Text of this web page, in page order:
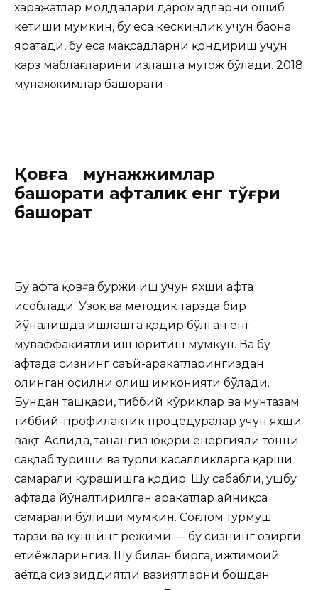
харажатлар моддалари даромадларни ошиб
кетиши мумкин, бу еса кескинлик учун баҳона
яратади, бу еса мақсадларни қондириш учун
қарз маблағларини излашга муҳтож бўлади. 2018
мунажжимлар башорати
Қовға мунажжимлар
башорати ҳафталик енг тўғри
башорат
Бу ҳафта қовға буржи иш учун яхши ҳафта
ҳисоблади. Узоқ ва методик тарзда бир
йўналишда ишлашга қодир бўлган енг
муваффақиятли иш юритиш мумкун. Ва бу
ҳафтада сизнинг саъй-ҳаракатларингиздан
олинган ҳосилни олиш имконияти бўлади.
Бундан ташқари, тиббий кўриклар ва мунтазам
тиббий-профилактик процедуралар учун яхши
вақт. Аслида, танангиз юқори енергияли тонни
сақлаб туриши ва турли касалликларга қарши
самарали курашишга қодир. Шу сабабли, ушбу
ҳафтада йўналтирилган ҳаракатлар айниқса
самарали бўлиши мумкин. Соғлом турмуш
тарзи ва куннинг режими — бу сизнинг ҳозирги
еҳтиёжларингиз. Шу билан бирга, ижтимоий
ҳаётда сиз зиддиятли вазиятларни бошдан